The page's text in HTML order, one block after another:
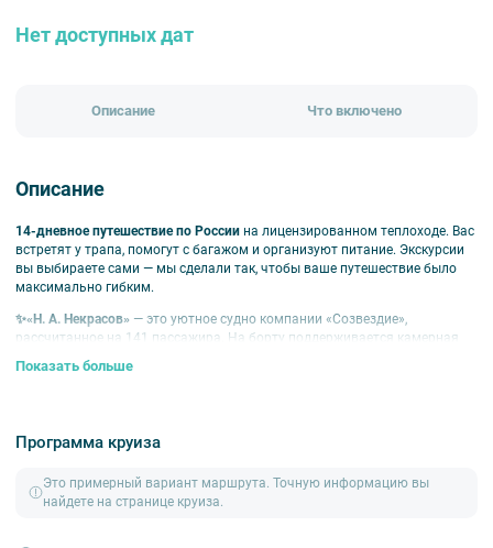
Нет доступных дат
Описание Что включено
Описание
14-дневное путешествие по России на лицензированном теплоходе. Вас
встретят у трапа, помогут с багажом и организуют питание. Экскурсии
вы выбираете сами — мы сделали так, чтобы ваше путешествие было
максимально гибким.
✨«Н. А. Некрасов» — это уютное судно компании «Созвездие»,
рассчитанное на 141 пассажира. На борту поддерживается камерная
1:2, что гарантирует индивидуальный подход к каждому
Углич — старинный город в Ярославской области, входящий в
Показать больше
Программа круиза
Это примерный вариант маршрута. Точную информацию вы
найдете на странице круиза.